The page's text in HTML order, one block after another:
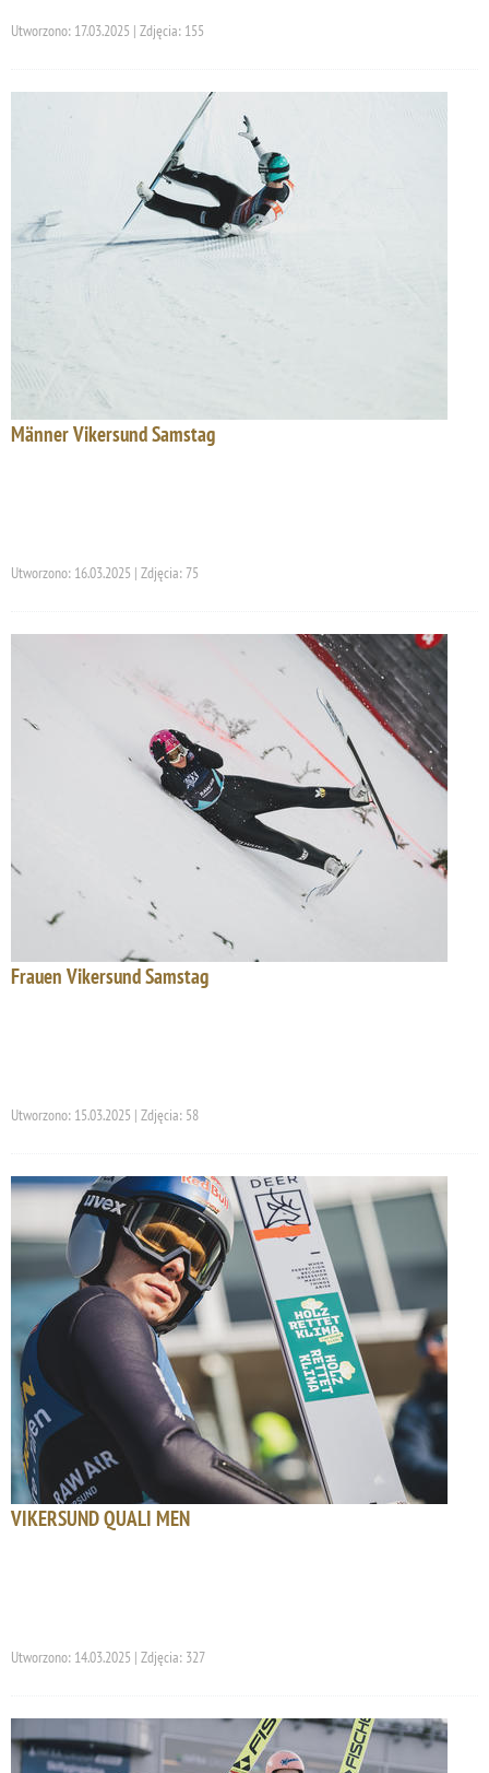
Utworzono: 17.03.2025 | Zdjęcia: 155
Männer Vikersund Samstag
Utworzono: 16.03.2025 | Zdjęcia: 75
Frauen Vikersund Samstag
Utworzono: 15.03.2025 | Zdjęcia: 58
VIKERSUND QUALI MEN
Utworzono: 14.03.2025 | Zdjęcia: 327